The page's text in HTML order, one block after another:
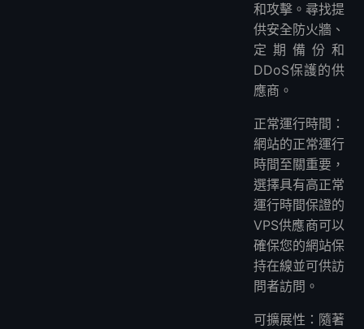
和攻擊。尋找提
供安全防火牆、
定期備份和
DDoS保護的供
應商。
正常運行時間：
網站的正常運行
時間至關重要，
選擇具有高正常
運行時間保證的
VPS供應商可以
確保您的網站保
持在線並可供訪
問者訪問。
可擴展性：隨著